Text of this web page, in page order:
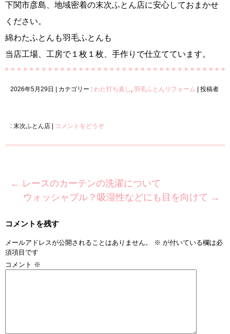
下関市彦島、地域密着の末次ふとん店に安心しておまかせ
ください。
綿わたふとんも羽毛ふとんも
当店工場、工房で１枚１枚、手作りで仕立てています。
2026年5月29日 カテゴリー : わた打ち直し , 羽毛ふとんリフォーム 投稿者
: 末次ふとん店 コメントをどうぞ
← レースのカーテンの洗濯について
ウォッシャブル？吸湿性などにも目を向けて →
コメントを残す
メールアドレスが公開されることはありません。 ※ が付いている欄は必
須項目です
コメント ※